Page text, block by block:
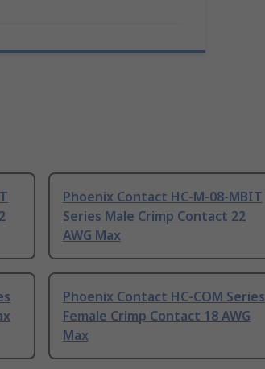
Phoenix Contact HC-M-08-MBIT
Series Male Crimp Contact 22
AWG Max
Phoenix Contact HC-COM Series
Female Crimp Contact 18 AWG
Max